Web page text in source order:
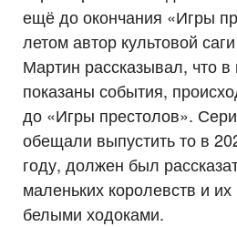
ещё до окончания «Игры
летом автор культовой
Мартин рассказывал, что в
показаны события,
до «Игры престолов».
обещали выпустить то в
году, должен был
маленьких королевств и
белыми ходоками.